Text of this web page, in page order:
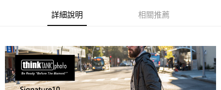
AFTEE先享後付
便利好安心！
１．簡單：不需註冊會員、不需綁卡、不需儲值。
２．便利：只要手機號碼，簡訊認證，即可結帳。
３．安心：先確認商品／服務後，再付款。
運送方式
宅配
詳細說明 相關推薦